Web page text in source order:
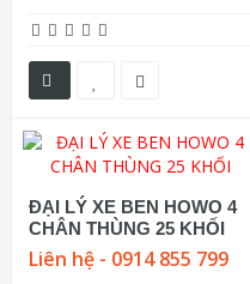
ĐẠI LÝ XE BEN HOWO 4
CHÂN THÙNG 25 KHỐI
Liên hệ - 0914 855 799